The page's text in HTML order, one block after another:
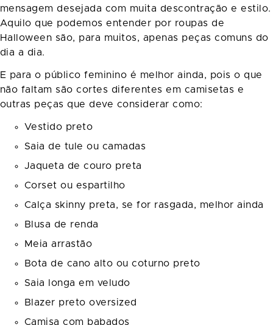
mensagem desejada com muita descontração e estilo.
Aquilo que podemos entender por roupas de
Halloween são, para muitos, apenas peças comuns do
dia a dia.
E para o público feminino é melhor ainda, pois o que
não faltam são cortes diferentes em camisetas e
outras peças que deve considerar como:
Vestido preto
Saia de tule ou camadas
Jaqueta de couro preta
Corset ou espartilho
Calça skinny preta, se for rasgada, melhor ainda
Blusa de renda
Meia arrastão
Bota de cano alto ou coturno preto
Saia longa em veludo
Blazer preto oversized
Camisa com babados